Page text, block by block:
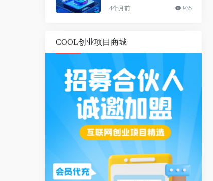
4个月前 935
COOL创业项目商城